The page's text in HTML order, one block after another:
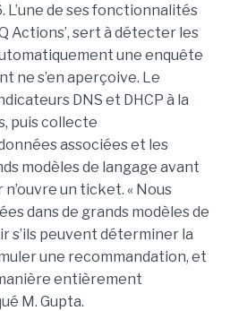
L’une de ses fonctionnalités
Actions’, sert à détecter les
une enquête
ne s’en aperçoive. Le
DNS et DHCP à la
puis collecte
associées et les
modèles de langage avant
un ticket. « Nous
dans de grands modèles de
s’ils peuvent déterminer la
une recommandation, et
entièrement
M. Gupta.